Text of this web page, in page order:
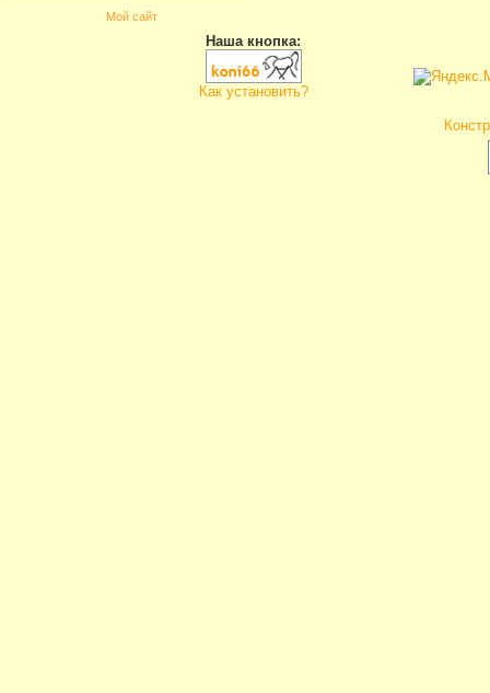
Мой сайт
Наша кнопка:
Как установить?